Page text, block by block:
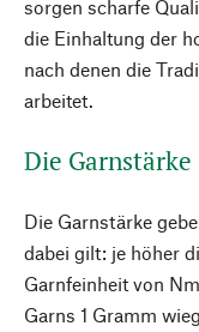
sorgen scharfe
die Einhaltung der
nach denen die
arbeitet.
Die Garnstärke
Die Garnstärke
dabei gilt: je höher
Garnfeinheit von
Garns 1 Gramm